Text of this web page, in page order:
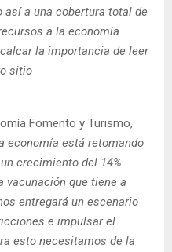
así a una cobertura total de
a la economía
la importancia de leer
sitio
Fomento y Turismo,
economía está retomando
crecimiento del 14%
vacunación que tiene a
entregará un escenario
e impulsar el
esto necesitamos de la